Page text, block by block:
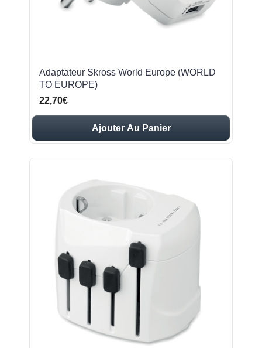
Adaptateur Skross World Europe (WORLD
TO EUROPE)
22,70€
Ajouter Au Panier